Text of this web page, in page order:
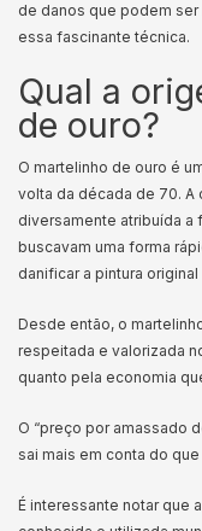
de danos que podem
essa fascinante técnica.
Qual a
de ouro?
O martelinho de ouro é
volta da década de 70.
diversamente atribuída a
buscavam uma forma
danificar a pintura
Desde então, o
respeitada e valorizada
quanto pela economia
O “preço por amassado
sai mais em conta do
É interessante notar que